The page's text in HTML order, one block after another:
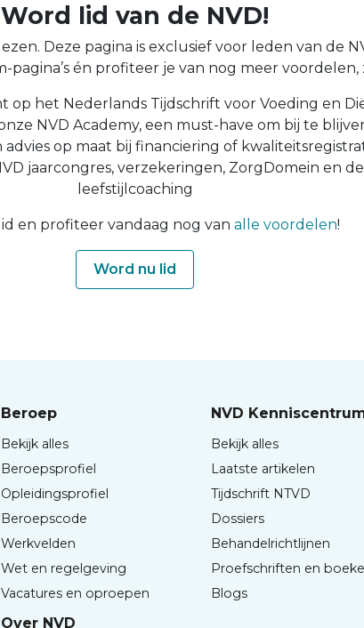
Word lid van de NVD!
Deze pagina is exclusief voor leden van de
pagina’s én profiteer je van nog meer voordelen,
op het Nederlands Tijdschrift voor Voeding en
NVD Academy, een must-have om bij te
advies op maat bij financiering of
jaarcongres, verzekeringen, ZorgDomein en
leefstijlcoaching
en profiteer vandaag nog van alle voordelen!
Word nu lid
Beroep
Bekijk alles
Beroepsprofiel
Opleidingsprofiel
Beroepscode
Werkvelden
Wet en regelgeving
Vacatures en oproepen
NVD
Bekijk alles
Laatste artikelen
Tijdschrift NTVD
Dossiers
Behandelrichtlijnen
Proefschriften en
Blogs
Over NVD